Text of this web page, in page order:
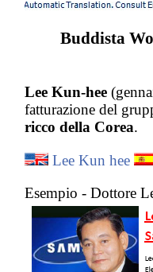
Buddista
Lee Kun-hee
fatturazione del
ricco della Corea.
Lee Kun hee
Esempio - Dottore